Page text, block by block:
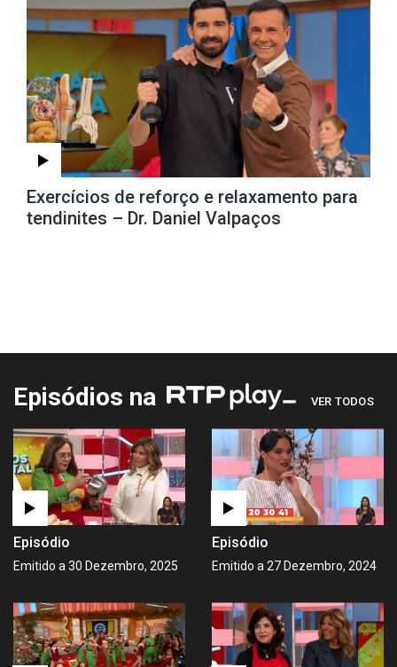
Exercícios de reforço e relaxamento para
tendinites – Dr. Daniel Valpaços
Episódios na VER TODOS
Episódio
Emitido a 30 Dezembro, 2025
Episódio
Emitido a 27 Dezembro, 2024